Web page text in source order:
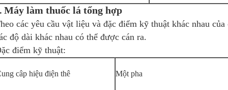
Máy làm thuốc lá tổng hợp
các yêu cầu vật liệu và đặc điểm kỹ thuật khác nhau
độ dài khác nhau có thể được cán ra.
điểm kỹ thuật:
câp hiệu điện thê Một pha